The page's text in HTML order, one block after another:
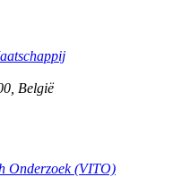
België
Onderzoek (VITO)